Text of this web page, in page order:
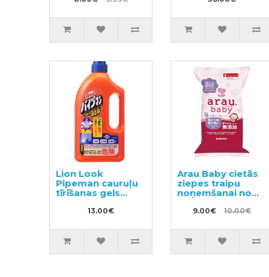
Lion Look
Pipeman cauruļu
tīrīšanas gels
13.00€
Arau Baby cietās
ziepes traipu
noņemšanai no
bērnu veļas 110g
9.00€ 10.00€